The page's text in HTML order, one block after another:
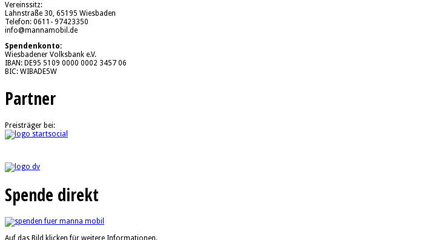
Vereinssitz:
Lahnstraße 30, 65195 Wiesbaden
Telefon: 0611- 97423350
info@mannamobil.de
Spendenkonto:
Wiesbadener Volksbank e.V.
IBAN: DE95 5109 0000 0002 3457 06
BIC: WIBADE5W
Partner
Preisträger bei:
Spende direkt
Auf das Bild klicken für weitere Informationen.